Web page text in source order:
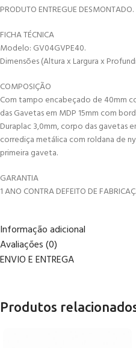
PRODUTO ENTREGUE DESMONTADO.
FICHA TÉCNICA
Modelo: GV04GVPE40.
Dimensões (Altura x Largura x
COMPOSIÇÃO
Com tampo encabeçado de 40mm
das Gavetas em MDP 15mm com
Duraplac 3,0mm, corpo das gavetas
corrediça metálica com roldana de
primeira gaveta.
GARANTIA
1 ANO CONTRA DEFEITO DE
Informação adicional
Avaliações (0)
ENVIO E ENTREGA
Produtos